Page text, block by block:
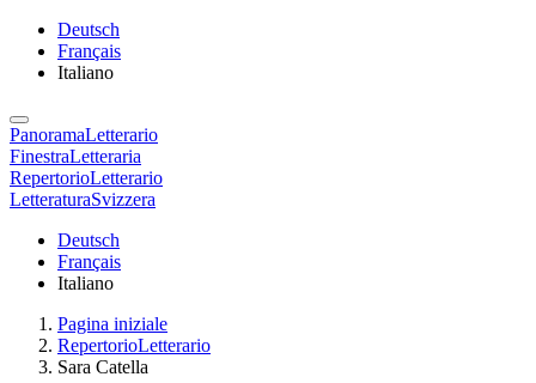
Deutsch
Français
Italiano
PanoramaLetterario
FinestraLetteraria
RepertorioLetterario
LetteraturaSvizzera
Deutsch
Français
Italiano
Pagina iniziale
RepertorioLetterario
Sara Catella